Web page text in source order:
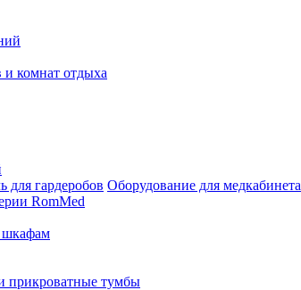
и комнат отдыха
для гардеробов Оборудование для медкабинета
RomMed
прикроватные тумбы